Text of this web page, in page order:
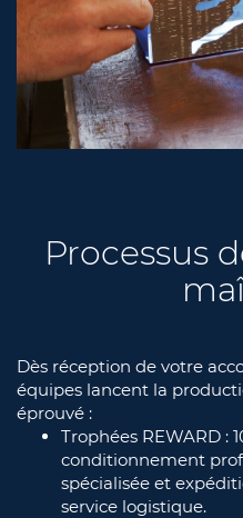
Processus
Dès réception de votre
équipes lancent la
éprouvé :
Trophées REWARD :
conditionnement
spécialisée et
service logistique.